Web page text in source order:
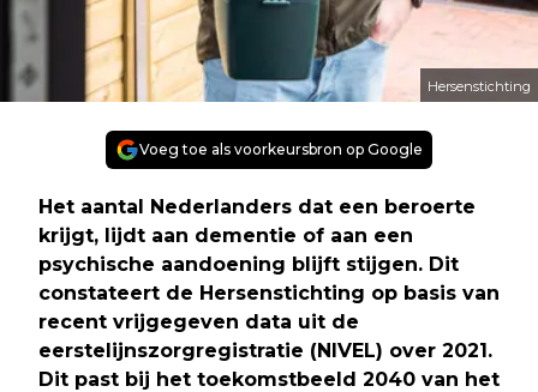
Hersenstichting
Voeg toe als voorkeursbron op Google
Het aantal Nederlanders dat een beroerte
krijgt, lijdt aan dementie of aan een
psychische aandoening blijft stijgen. Dit
constateert de Hersenstichting op basis van
recent vrijgegeven data uit de
eerstelijnszorgregistratie (NIVEL) over 2021.
Dit past bij het toekomstbeeld 2040 van het